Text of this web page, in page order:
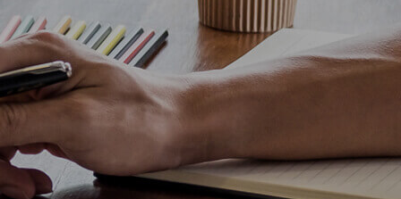
SEC 知識庫
關於簽證
生活資訊
跟著遊學大使看世界
學習要領
工作規範